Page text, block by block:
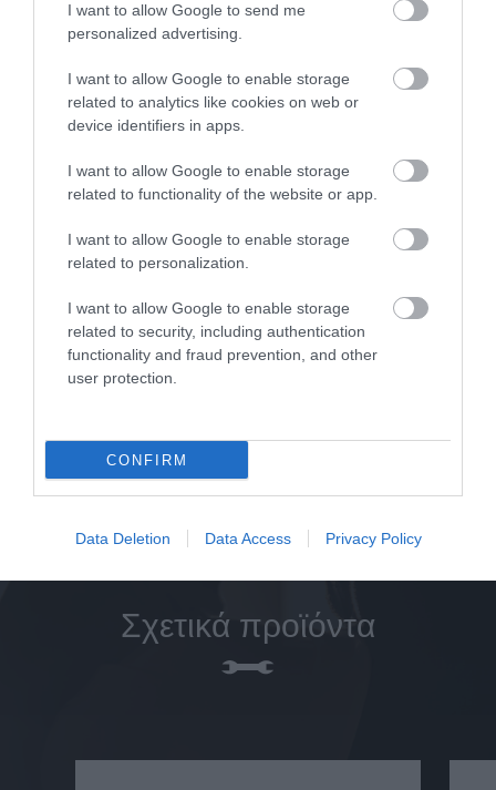
I want to allow Google to send me
personalized advertising.
I want to allow Google to enable storage
related to analytics like cookies on web or
device identifiers in apps.
I want to allow Google to enable storage
related to functionality of the website or app.
I want to allow Google to enable storage
related to personalization.
I want to allow Google to enable storage
related to security, including authentication
functionality and fraud prevention, and other
user protection.
CONFIRM
Data Deletion Data Access Privacy Policy
Καρφωτικό ηλεκτρικό 2 σε 1 Bulle
KOUR63493
Άμεσα Διαθέσιμο
Σχετικά προϊόντα